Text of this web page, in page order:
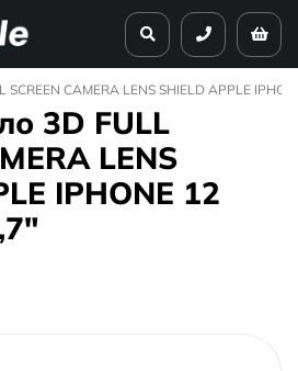
SCREEN CAMERA LENS SHIELD APPLE
3D FULL
LENS
IPHONE 12